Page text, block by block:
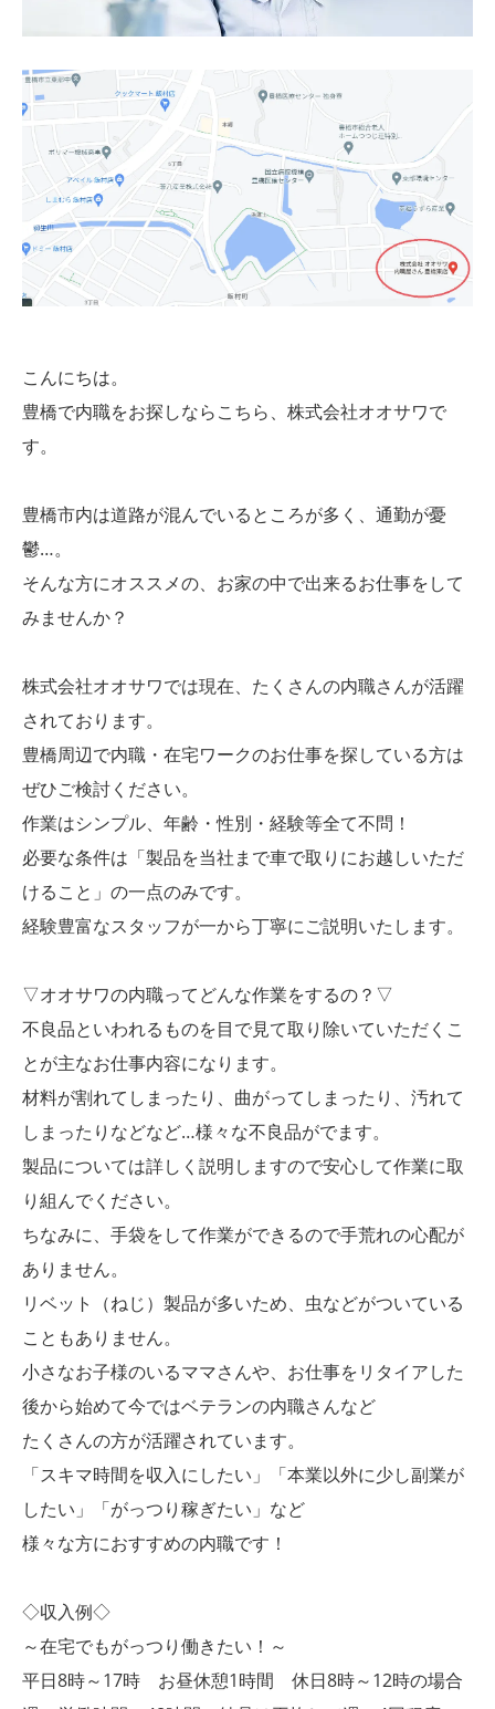
こんにちは。
豊橋で内職をお探しならこちら、株式会社オオサワで
す。
豊橋市内は道路が混んでいるところが多く、通勤が憂
鬱…。
そんな方にオススメの、お家の中で出来るお仕事をして
みませんか？
株式会社オオサワでは現在、たくさんの内職さんが活躍
されております。
豊橋周辺で内職・在宅ワークのお仕事を探している方は
ぜひご検討ください。
作業はシンプル、年齢・性別・経験等全て不問！
必要な条件は「製品を当社まで車で取りにお越しいただ
けること」の一点のみです。
経験豊富なスタッフが一から丁寧にご説明いたします。
▽オオサワの内職ってどんな作業をするの？▽
不良品といわれるものを目で見て取り除いていただくこ
とが主なお仕事内容になります。
材料が割れてしまったり、曲がってしまったり、汚れて
しまったりなどなど…様々な不良品がでます。
製品については詳しく説明しますので安心して作業に取
り組んでください。
ちなみに、手袋をして作業ができるので手荒れの心配が
ありません。
リベット（ねじ）製品が多いため、虫などがついている
こともありません。
小さなお子様のいるママさんや、お仕事をリタイアした
後から始めて今ではベテランの内職さんなど
たくさんの方が活躍されています。
「スキマ時間を収入にしたい」「本業以外に少し副業が
したい」「がっつり稼ぎたい」など
様々な方におすすめの内職です！
◇収入例◇
～在宅でもがっつり働きたい！～
平日8時～17時 お昼休憩1時間 休日8時～12時の場合